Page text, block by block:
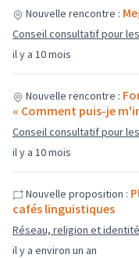
il y a 10 mois
Nouvelle rencontre :
Conseil consultatif pour
il y a 10 mois
Nouvelle rencontre :
« Comment puis-je
Conseil consultatif pour
il y a environ un an
Nouvelle proposition :
cafés linguistiques
Réseau, religion et identité